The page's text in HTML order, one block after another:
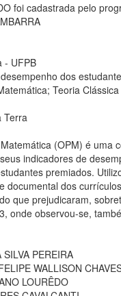
foi cadastrada pelo
- UFPB
dos
Teoria
Terra
(OPM) é
indicadores de
premiados.
documental dos
que prejudicaram,
onde observou-se,
PEREIRA
WALLISON
LOURÊDO